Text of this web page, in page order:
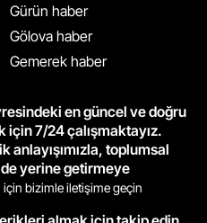
Gürün haber
Gölova haber
Gemerek haber
en güncel ve doğru
7/24 çalışmaktayız.
anlayışımızla, toplumsal
yerine getirmeye
bizimle iletişime geçin